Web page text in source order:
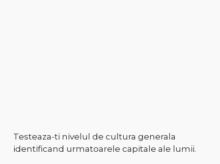
Testeaza-ti nivelul de cultura generala
identificand urmatoarele capitale ale lumii.